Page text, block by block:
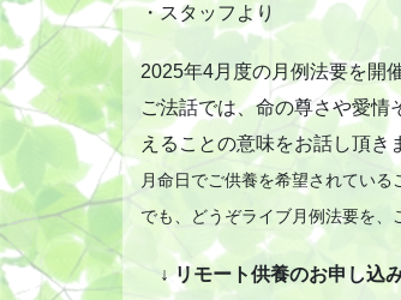
・スタッフより
2025年4月度の月例法要を開
ご法話では、命の尊さや愛情
えることの意味をお話し頂き
月命日でご供養を希望されてい
でも、どうぞライブ月例法要を、
↓ リモート供養のお申し込